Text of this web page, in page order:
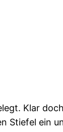
Klar
Stiefel ein